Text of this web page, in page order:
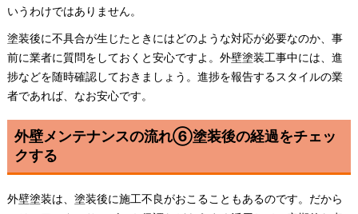
いうわけではありません。
塗装後に不具合が生じたときにはどのような対応が必要なのか、事
前に業者に質問をしておくと安心ですよ。外壁塗装工事中には、進
捗などを随時確認しておきましょう。進捗を報告するスタイルの業
者であれば、なお安心です。
外壁メンテナンスの流れ⑥塗装後の経過をチェッ
クする
外壁塗装は、塗装後に施工不良がおこることもあるのです。だから